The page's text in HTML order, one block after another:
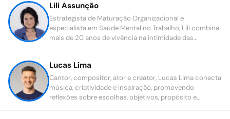
Lili Assunção
Estrategista de Maturação Organizacional e
especialista em Saúde Mental no Trabalho, Lili combina
mais de 20 anos de vivência na intimidade das
Lucas Lima
Cantor, compositor, ator e creator, Lucas Lima conecta
música, criatividade e inspiração, promovendo
reflexões sobre escolhas, objetivos, propósito e